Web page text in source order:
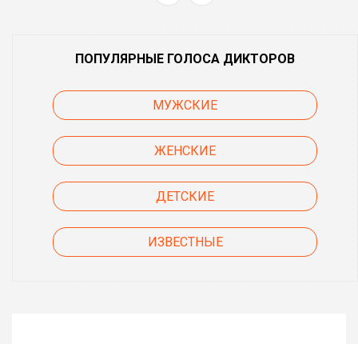
ПОПУЛЯРНЫЕ ГОЛОСА ДИКТОРОВ
МУЖСКИЕ
ЖЕНСКИЕ
ДЕТСКИЕ
ИЗВЕСТНЫЕ